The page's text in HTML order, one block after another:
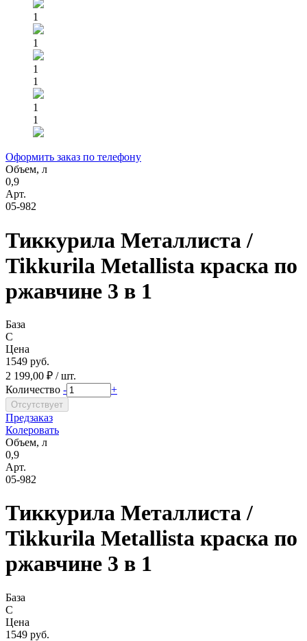
1
1
1
1
1
1
Оформить заказ по телефону
Объем, л
0,9
Арт.
05-982
Тиккурила Металлиста /
Tikkurila Metallista краска по
ржавчине 3 в 1
База
C
Цена
1549 руб.
2 199,00 ₽ / шт.
Количество - +
Предзаказ
Колеровать
Объем, л
0,9
Арт.
05-982
Тиккурила Металлиста /
Tikkurila Metallista краска по
ржавчине 3 в 1
База
C
Цена
1549 руб.